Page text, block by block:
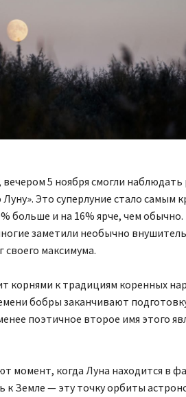
5 ноября смогли наблюдать
Это суперлуние стало самым
больше и на 16% ярче, чем обычно.
заметили необычно
максимума.
корнями к традициям коренных
бобры заканчивают
поэтичное второе имя этого
момент, когда Луна находится в
к Земле — эту точку орбиты